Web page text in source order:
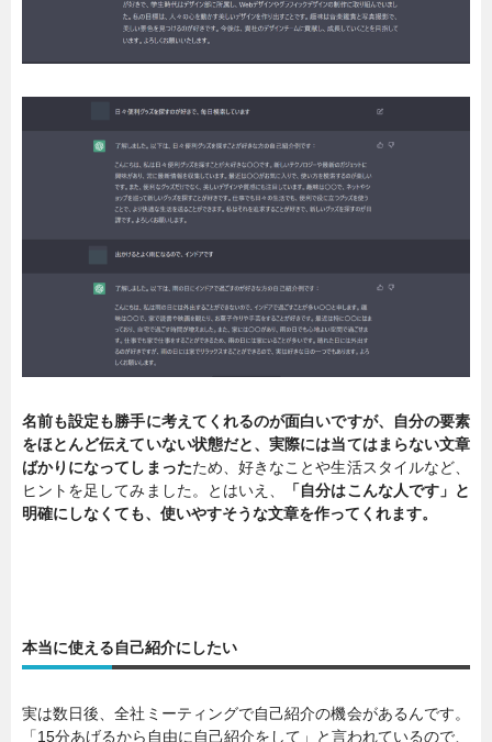
名前も設定も勝手に考えてくれるのが面白いですが、自分の要素
をほとんど伝えていない状態だと、実際には当てはまらない文章
ばかりになってしまったため、好きなことや生活スタイルなど、
ヒントを足してみました。とはいえ、
「自分はこんな人です」と
明確にしなくても、使いやすそうな文章を作ってくれます。
本当に使える自己紹介にしたい
実は数日後、全社ミーティングで自己紹介の機会があるんです。
「15分あげるから自由に自己紹介をして」と言われているので、